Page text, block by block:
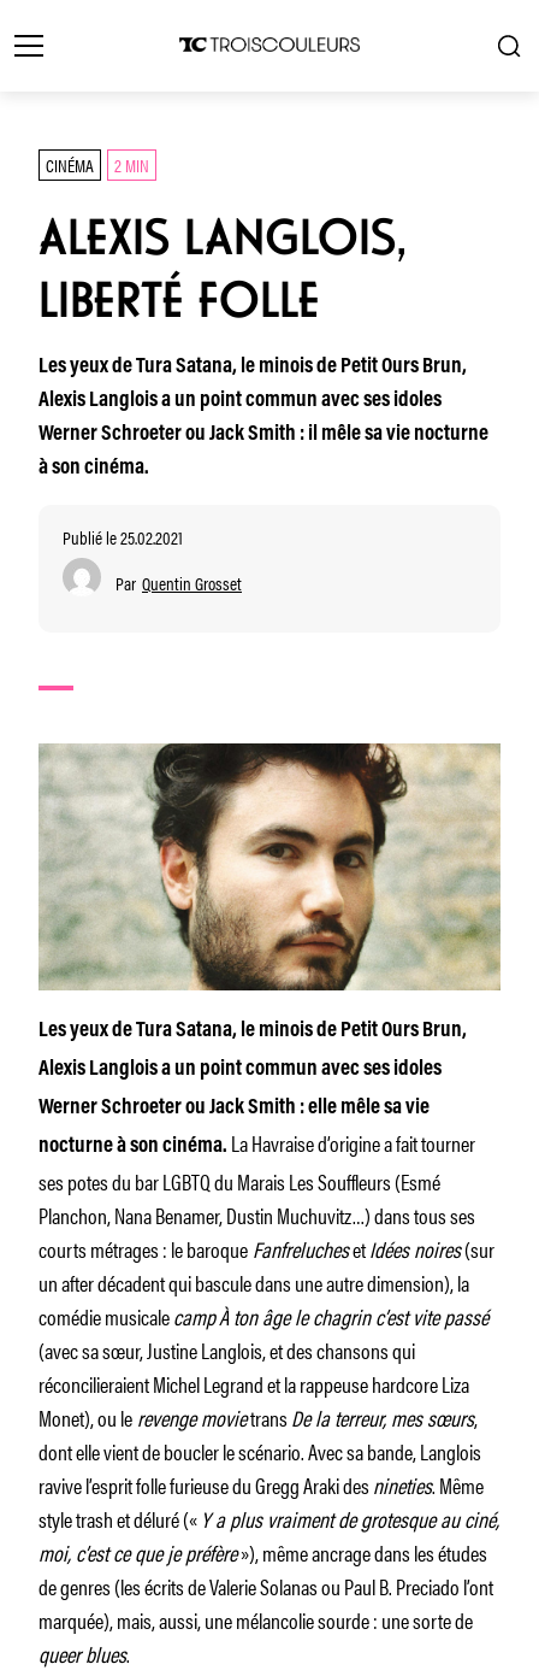
CINÉMA 2 MIN
ALEXIS LANGLOIS,
LIBERTÉ FOLLE
Les yeux de Tura Satana, le minois de Petit Ours Brun,
Alexis Langlois a un point commun avec ses idoles
Werner Schroeter ou Jack Smith : il mêle sa vie nocturne
à son cinéma.
Publié le 25.02.2021
Par Quentin Grosset
Les yeux de Tura Satana, le minois de Petit Ours Brun,
Alexis Langlois a un point commun avec ses idoles
Werner Schroeter ou Jack Smith : elle mêle sa vie
nocturne à son cinéma. La Havraise d’origine a fait tourner
ses potes du bar LGBTQ du Marais Les Souffleurs (Esmé
Planchon, Nana Benamer, Dustin Muchuvitz…) dans tous ses
courts métrages : le baroqueFanfreluchesetIdées noires(sur
un after décadent qui bascule dans une autre dimension), la
comédie musicalecampÀ ton âge le chagrin c’est vite passé
(avec sa sœur, Justine Langlois, et des chansons qui
réconcilieraient Michel Legrand et la rappeuse hardcore Liza
Monet), ou lerevenge movietransDe la terreur, mes sœurs,
dont elle vient de boucler le scénario. Avec sa bande, Langlois
ravive l’esprit folle furieuse du Gregg Araki desnineties. Même
style trash et déluré (« Y a plus vraiment de grotesque au ciné,
moi, c’est ce que je préfère»), même ancrage dans les études
de genres (les écrits de Valerie Solanas ou Paul B. Preciado l’ont
marquée), mais, aussi, une mélancolie sourde : une sorte de
queer blues.